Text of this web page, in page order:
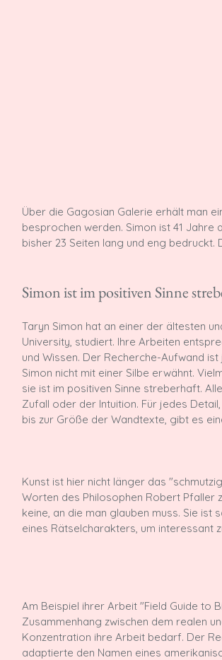
Über die Gagosian Galerie erhält man
besprochen werden. Simon ist 41
bisher 23 Seiten lang und eng bedruckt.
Simon ist im positiven Sinne
Taryn Simon hat an einer der ältesten
University, studiert. Ihre Arbeiten
und Wissen. Der Recherche-Aufwand
Simon nicht mit einer Silbe erwähnt.
sie ist im positiven Sinne streberhaft.
Zufall oder der Intuition. Für jedes
Kunst ist hier nicht länger das
Worten des Philosophen Robert Pfaller
keine, an die man glauben muss. Sie
eines Rätselcharakters, um interessant
Am Beispiel ihrer Arbeit "Field Guide to
Zusammenhang zwischen dem realen
Konzentration ihre Arbeit bedarf. Der
adaptierte den Namen eines